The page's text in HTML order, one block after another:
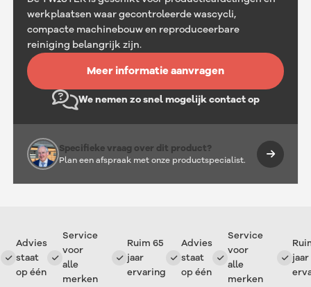
werkplaatsen waar gecontroleerde wascycli,
compacte machinebouw en reproduceerbare
reiniging belangrijk zijn.
Meer informatie aanvragen
We nemen zo snel mogelijk contact op
Specifieke vraag over dit product?
Plan een afspraak met onze productspecialist.
Advies
staat
op één
Service
voor
alle
merken
Ruim 65
jaar
ervaring
Advies
staat
op één
Service
voor
alle
merken
Ruim
jaar